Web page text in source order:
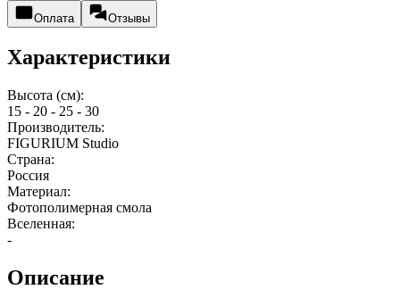
Оплата Отзывы
Характеристики
Высота (см):
15 - 20 - 25 - 30
Производитель:
FIGURIUM Studio
Страна:
Россия
Материал:
Фотополимерная смола
Вселенная:
-
Описание